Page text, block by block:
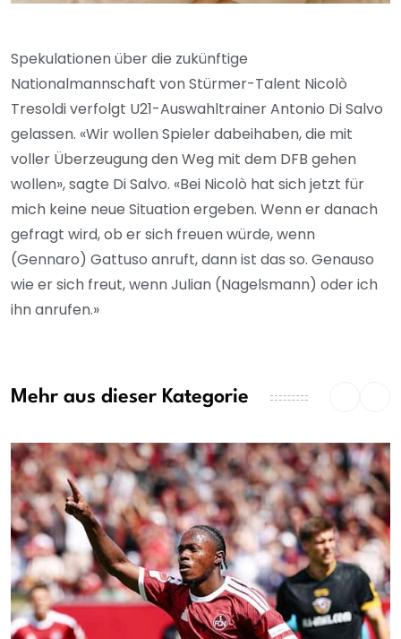
Spekulationen über die zukünftige
Nationalmannschaft von Stürmer-Talent Nicolò
Tresoldi verfolgt U21-Auswahltrainer Antonio Di Salvo
gelassen. «Wir wollen Spieler dabeihaben, die mit
voller Überzeugung den Weg mit dem DFB gehen
wollen», sagte Di Salvo. «Bei Nicolò hat sich jetzt für
mich keine neue Situation ergeben. Wenn er danach
gefragt wird, ob er sich freuen würde, wenn
(Gennaro) Gattuso anruft, dann ist das so. Genauso
wie er sich freut, wenn Julian (Nagelsmann) oder ich
ihn anrufen.»
Mehr aus dieser Kategorie